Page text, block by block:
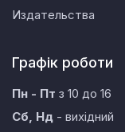
Издательства
Графік роботи
Пн - Пт з 10 до 16
Сб, Нд - вихідний